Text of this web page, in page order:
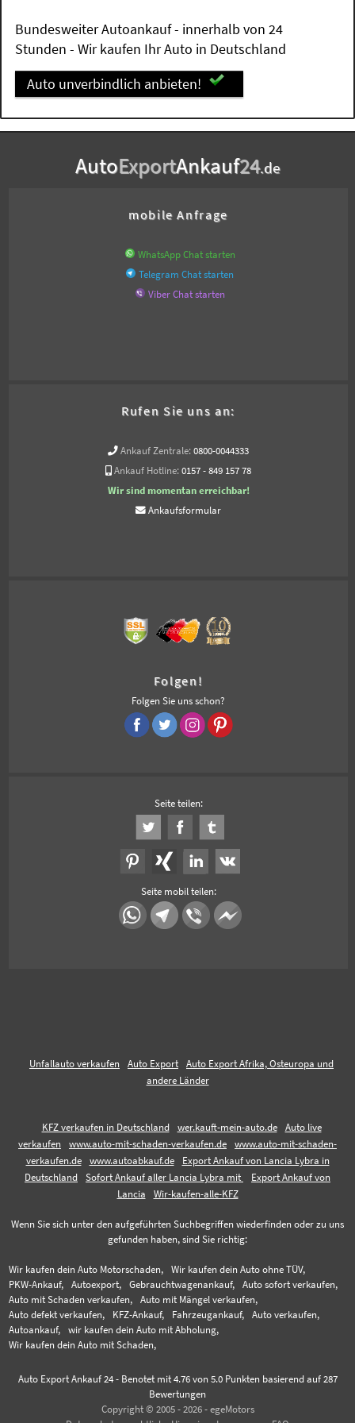
Bundesweiter Autoankauf - innerhalb von 24
Stunden - Wir kaufen Ihr Auto in Deutschland
Auto unverbindlich anbieten!
AutoExportAnkauf24.de
mobile Anfrage
WhatsApp Chat starten
Telegram Chat starten
Viber Chat starten
Rufen Sie uns an:
Ankauf Zentrale: 0800-0044333
Ankauf Hotline: 0157 - 849 157 78
Wir sind momentan erreichbar!
Ankaufsformular
Folgen!
Folgen Sie uns schon?
Seite teilen:
Seite mobil teilen:
Unfallauto verkaufen Auto Export
Auto Export Afrika, Osteuropa und
andere Länder
KFZ verkaufen in Deutschland wer.kauft-mein-auto.de
Auto live
verkaufen
www.auto-mit-schaden-verkaufen.de
www.auto-mit-schaden-
verkaufen.de
www.autoabkauf.de
Export Ankauf von Lancia Lybra in
Deutschland
Sofort Ankauf aller Lancia Lybra mit
Export Ankauf von
Lancia
Wir-kaufen-alle-KFZ
Wenn Sie sich unter den aufgeführten Suchbegriffen wiederfinden oder zu uns
gefunden haben, sind Sie richtig:
Wir kaufen dein Auto Motorschaden,
Wir kaufen dein Auto ohne TÜV,
PKW-Ankauf,
Autoexport, Gebrauchtwagenankauf,
Auto sofort verkaufen,
Auto mit Schaden verkaufen,
Auto mit Mängel verkaufen,
Auto defekt verkaufen,
KFZ-Ankauf, Fahrzeugankauf,
Auto verkaufen,
Autoankauf,
wir kaufen dein Auto mit Abholung,
Wir kaufen dein Auto mit Schaden,
Auto Export Ankauf 24- Benotet mit 4.76von 5.0 Punkten basierend auf 287
Bewertungen
Copyright © 2005 - 2026 - egeMotors